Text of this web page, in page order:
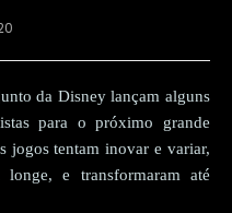
da Disney lançam alguns
para o próximo grande
jogos tentam inovar e variar,
e transformaram até